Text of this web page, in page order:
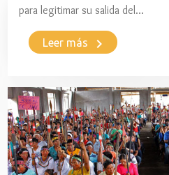
para legitimar su salida del…
Leer más keyboard_arrow_right